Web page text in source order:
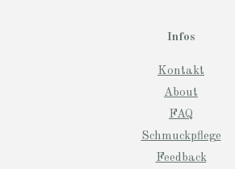
Infos
Kontakt
About
FAQ
Schmuckpflege
Feedback